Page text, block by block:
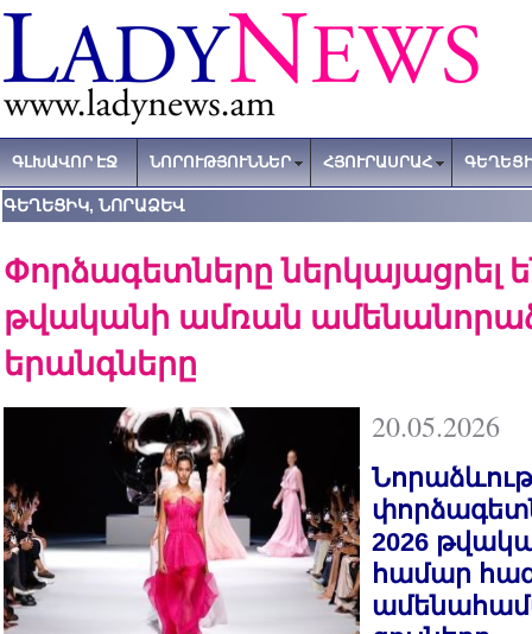
ԳԼԽԱՎՈՐ ԷՋ ՆՈՐՈՒԹՅՈՒՆՆԵՐ ՀՅՈՒՐԱՍՐԱՀ
ԳԵՂԵՑԻԿ, ՆՈՐԱՁԵՎ
Փորձագետները ներկայացրել
թվականի ամռան
երանգները
20.05.2026
2026
համար